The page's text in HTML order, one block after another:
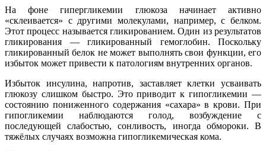
На фоне гипергликемии глюкоза начинает активно
«склеивается» с другими молекулами, например, с белком.
Этот процесс называется гликированием. Один из результатов
гликирования — гликированный гемоглобин. Поскольку
гликированный белок не может выполнять свои функции, его
избыток может привести к патологиям внутренних органов.
Избыток инсулина, напротив, заставляет клетки усваивать
глюкозу слишком быстро. Это приводит к гипогликемии —
состоянию пониженного содержания «сахара» в крови. При
гипогликемии наблюдаются голод, возбуждение с
последующей слабостью, сонливость, иногда обмороки. В
тяжёлых случаях возможна гипогликемическая кома.